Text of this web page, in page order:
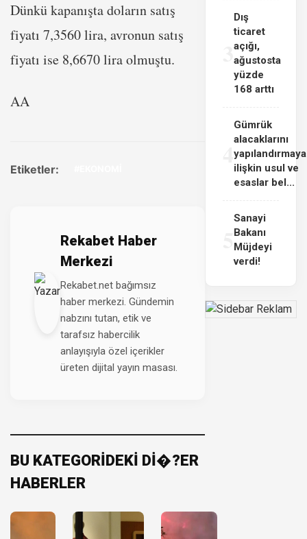
Dünkü kapanışta doların satış
fiyatı 7,3560 lira, avronun satış
fiyatı ise 8,6670 lira olmuştu.
AA
Etiketler:
Rekabet Haber
Merkezi
Rekabet.net bağımsız
haber merkezi. Gündemin
nabzını tutan, etik ve
tarafsız habercilik
anlayışıyla özel içerikler
üreten dijital yayın masası.
BU KATEGORİDEKİ Dİ�?ER
HABERLER
3
Dış
ticaret
açığı,
ağustosta
yüzde
168 arttı
4
Gümrük
alacaklarını
yapılandırmaya
ilişkin usul ve
esaslar bel...
Sanayi
Bakanı
Müjdeyi
verdi!